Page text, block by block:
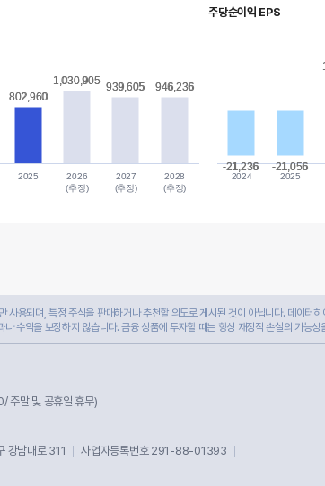
802,960
802,960
1,030,905
1,030,905 939,605
939,605 946,236
946,236
2025
2026
(추정)
2027
(추정)
2028
(추정)
주당순이익 EPS
-21,236
-21,236 -21,056
-21,056
2024 2025
사용되며, 특정 주식을 판매하거나 추천할 의도로 게시된 것이 아닙니다. 데이터
수익을 보장하지 않습니다. 금융 상품에 투자할 때는 항상 재정적 손실의 가능
말 및 공휴일 휴무)
강남대로 311
사업자등록번호 291-88-01393